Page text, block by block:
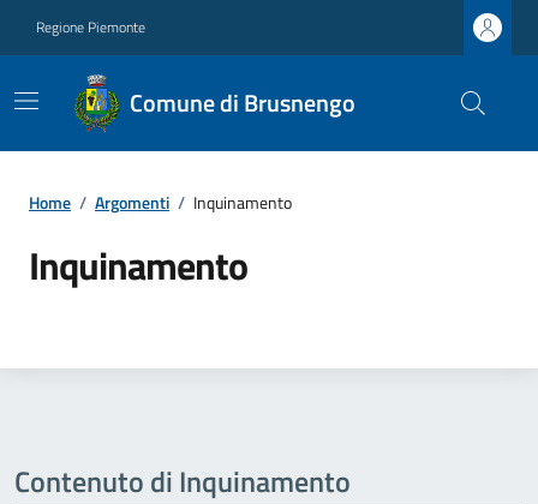
Regione Piemonte
Comune di Brusnengo
Home / Argomenti / Inquinamento
Inquinamento
Contenuto di Inquinamento